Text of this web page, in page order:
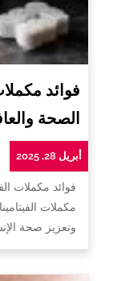
فوائد
الصحة
أبريل 28, 2025
فوائد مكملات
مكملات
وتعزيز صحة